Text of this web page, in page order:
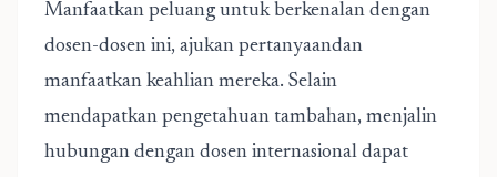
Manfaatkan peluang untuk berkenalan dengan
dosen-dosen ini, ajukan pertanyaandan
manfaatkan keahlian mereka. Selain
mendapatkan pengetahuan tambahan, menjalin
hubungan dengan dosen internasional dapat